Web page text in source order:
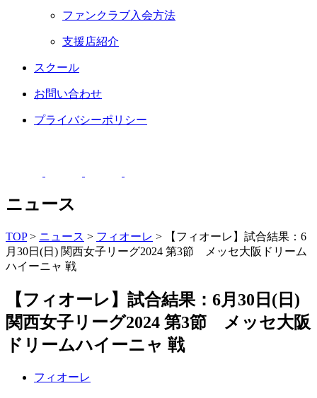
ファンクラブ入会方法
支援店紹介
スクール
お問い合わせ
プライバシーポリシー
ニュース
TOP> ニュース > フィオーレ >
【フィオーレ】試合結果：6
月30日(日) 関西女子リーグ2024 第3節 メッセ大阪ドリーム
ハイーニャ 戦
【フィオーレ】試合結果：6月30日(日)
関西女子リーグ2024 第3節 メッセ大阪
ドリームハイーニャ 戦
フィオーレ